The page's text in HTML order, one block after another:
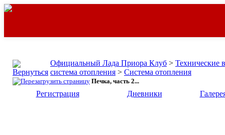
Официальный Лада Приора Клуб > Технические
система отопления > Система отопления
Печка, часть 2...
Регистрация Дневники